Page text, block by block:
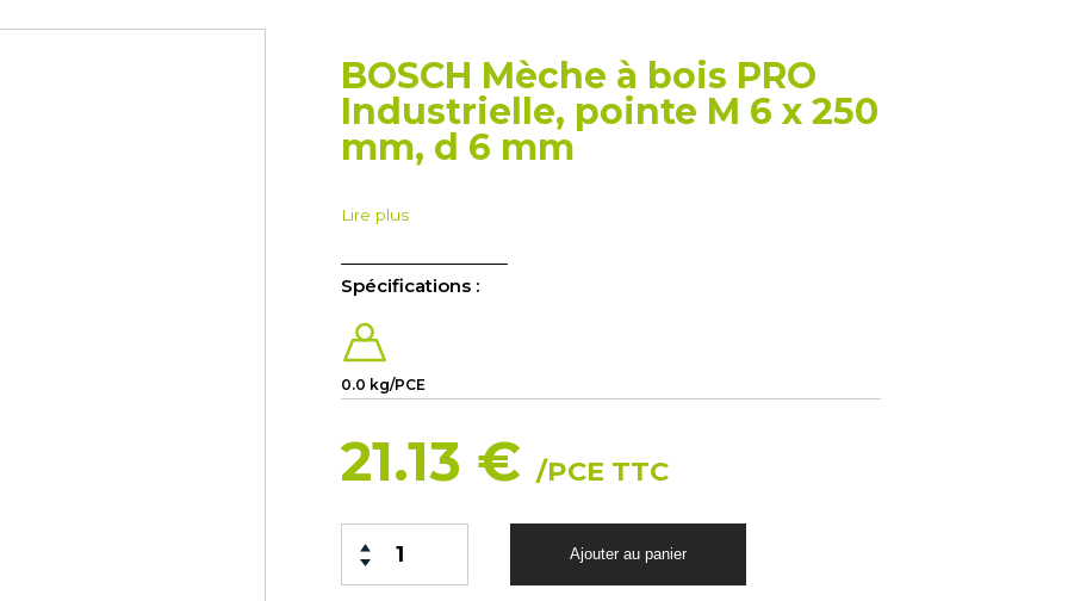
BOSCH Mèche à bois PRO
Industrielle, pointe M 6 x 250
mm, d 6 mm
Lire plus
Spécifications :
0.0 kg/PCE
21.13 € /PCE TTC